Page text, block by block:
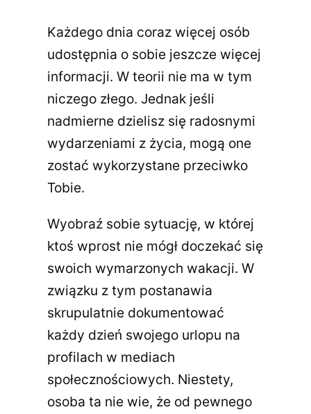
Każdego dnia coraz więcej osób
udostępnia o sobie jeszcze więcej
informacji. W teorii nie ma w tym
niczego złego. Jednak jeśli
nadmierne dzielisz się radosnymi
wydarzeniami z życia, mogą one
zostać wykorzystane przeciwko
Tobie.
Wyobraź sobie sytuację, w której
ktoś wprost nie mógł doczekać się
swoich wymarzonych wakacji. W
związku z tym postanawia
skrupulatnie dokumentować
każdy dzień swojego urlopu na
profilach w mediach
społecznościowych. Niestety,
osoba ta nie wie, że od pewnego